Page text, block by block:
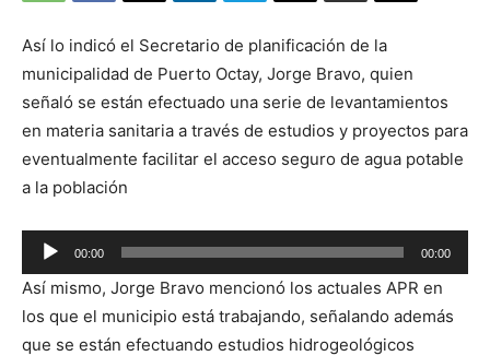
Así lo indicó el Secretario de planificación de la
municipalidad de Puerto Octay, Jorge Bravo, quien
señaló se están efectuado una serie de levantamientos
en materia sanitaria a través de estudios y proyectos para
eventualmente facilitar el acceso seguro de agua potable
a la población
Reproductor
de
audio
00:00 00:00
Así mismo, Jorge Bravo mencionó los actuales APR en
los que el municipio está trabajando, señalando además
que se están efectuando estudios hidrogeológicos